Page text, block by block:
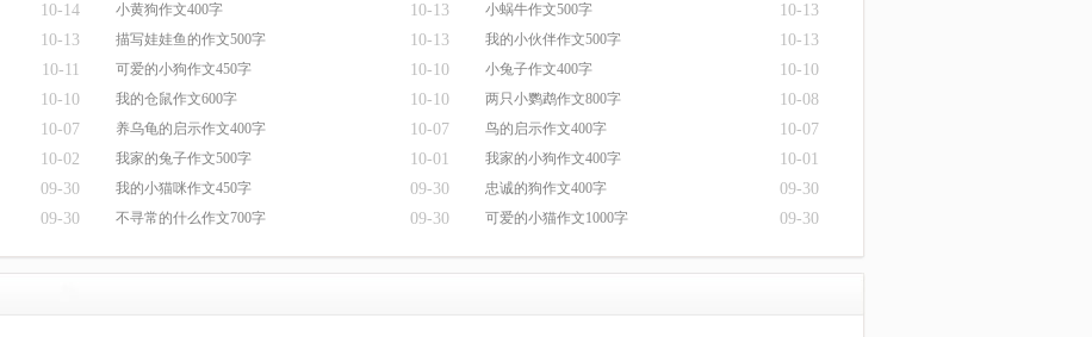
10-14 小黄狗作文400字 10-13 小蜗牛作文500字 10-13
10-13 描写娃娃鱼的作文500字 10-13 我的小伙伴作文500字 10-13
10-11 可爱的小狗作文450字 10-10 小兔子作文400字 10-10
10-10 我的仓鼠作文600字 10-10 两只小鹦鹉作文800字 10-08
10-07 养乌龟的启示作文400字 10-07 鸟的启示作文400字 10-07
10-02 我家的兔子作文500字 10-01 我家的小狗作文400字 10-01
09-30 我的小猫咪作文450字 09-30 忠诚的狗作文400字 09-30
09-30 不寻常的什么作文700字 09-30 可爱的小猫作文1000字 09-30